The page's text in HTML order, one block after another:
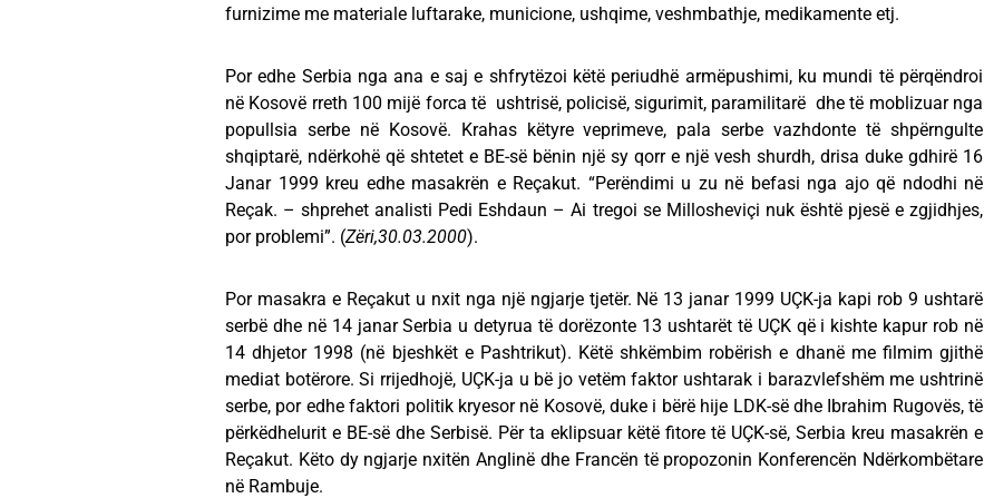
furnizime me materiale luftarake, municione, ushqime, veshmbathje, medikamente etj.
Por edhe Serbia nga ana e saj e shfrytëzoi këtë periudhë armëpushimi, ku mundi të përqëndroi
në Kosovë rreth 100 mijë forca të ushtrisë, policisë, sigurimit, paramilitarë dhe të moblizuar nga
popullsia serbe në Kosovë. Krahas këtyre veprimeve, pala serbe vazhdonte të shpërngulte
shqiptarë, ndërkohë që shtetet e BE-së bënin një sy qorr e një vesh shurdh, drisa duke gdhirë 16
Janar 1999 kreu edhe masakrën e Reçakut. “Perëndimi u zu në befasi nga ajo që ndodhi në
Reçak. – shprehet analisti Pedi Eshdaun – Ai tregoi se Millosheviçi nuk është pjesë e zgjidhjes,
por problemi”. (Zëri,30.03.2000).
Por masakra e Reçakut u nxit nga një ngjarje tjetër. Në 13 janar 1999 UÇK-ja kapi rob 9 ushtarë
serbë dhe në 14 janar Serbia u detyrua të dorëzonte 13 ushtarët të UÇK që i kishte kapur rob në
14 dhjetor 1998 (në bjeshkët e Pashtrikut). Këtë shkëmbim robërish e dhanë me filmim gjithë
mediat botërore. Si rrijedhojë, UÇK-ja u bë jo vetëm faktor ushtarak i barazvlefshëm me ushtrinë
serbe, por edhe faktori politik kryesor në Kosovë, duke i bërë hije LDK-së dhe Ibrahim Rugovës, të
përkëdhelurit e BE-së dhe Serbisë. Për ta eklipsuar këtë fitore të UÇK-së, Serbia kreu masakrën e
Reçakut. Këto dy ngjarje nxitën Anglinë dhe Francën të propozonin Konferencën Ndërkombëtare
në Rambuje.